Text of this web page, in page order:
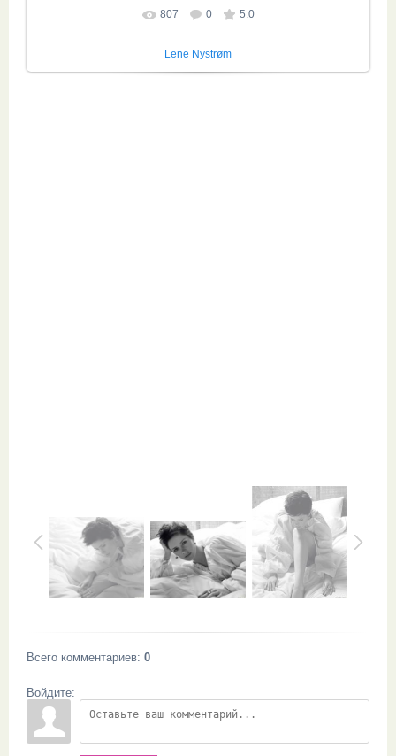
Размер фотографии: 1524x1240
807 0 5.0
Lene Nystrøm
Всего комментариев: 0
Войдите: